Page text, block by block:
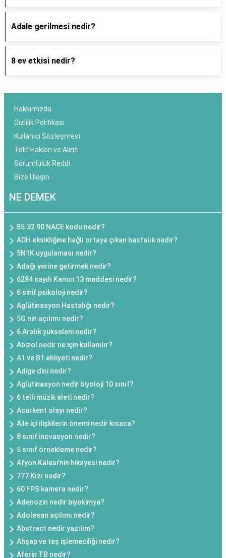
Adale gerilmesi nedir?
8 ev etkisi nedir?
Hakkımızda
Gizlilik Politikası
Kullanıcı Sözleşmesi
Telif Hakları ve Alıntı
Sorumluluk Reddi
Bize Ulaşın
NE DEMEK
85.32 90 NACE kodu nedir?
ADH eksikliğine bağlı ortaya çıkan hastalık nedir?
5N1K uygulaması nedir?
Adağı yerine getirmek nedir?
6284 sayılı Kanun 13 maddesi nedir?
6 sinif psikoloji nedir?
Aglütinasyon Hastalığı nedir?
5G nin açılımı nedir?
6 Aralık yükseleni nedir?
Abizol nedir ne için kullanılır?
A1 ve B1 ehliyeti nedir?
Adige dini nedir?
Aglütinasyon nedir biyoloji 10 sınıf?
6 telli müzik aleti nedir?
Acarkent olayı nedir?
Aile içi ilişkilerin önemi nedir kısaca?
8 sınıf inovasyon nedir?
5 sınıf örnekleme nedir?
Afyon Kalesi'nin hikayesi nedir?
777 Kızı nedir?
60 FPS kamera nedir?
Adenozin nedir biyokimya?
Adolesan açılımı nedir?
Abstract nedir yazılım?
Ahşap ve taş işlemeciliği nedir?
Aferin TB nedir?